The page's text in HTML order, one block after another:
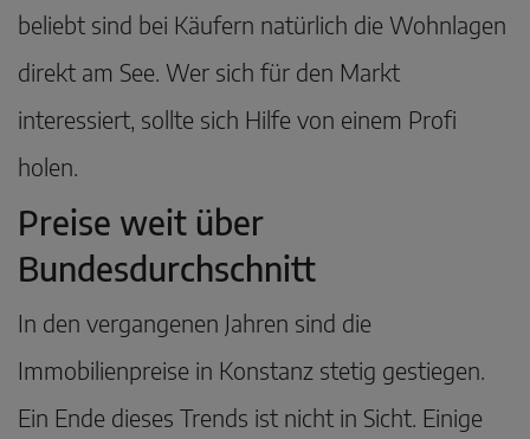
beliebt sind bei Käufern natürlich die Wohnlagen
direkt am See. Wer sich für den Markt
interessiert, sollte sich Hilfe von einem Profi
holen.
Preise weit über
Bundesdurchschnitt
In den vergangenen Jahren sind die
Immobilienpreise in Konstanz stetig gestiegen.
Ein Ende dieses Trends ist nicht in Sicht. Einige